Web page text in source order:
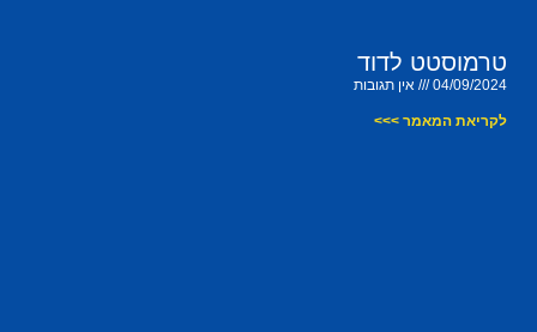
טרמוסטט לדוד
04/09/2024 אין תגובות
לקריאת המאמר >>>